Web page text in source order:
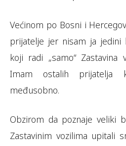
Većinom po Bosni i
prijatelje jer nisam ja jedini
koji radi „samo“ Zastavina
Imam ostalih prijatelja
međusobno.
Obzirom da poznaje veliki
Zastavinim vozilima upitali